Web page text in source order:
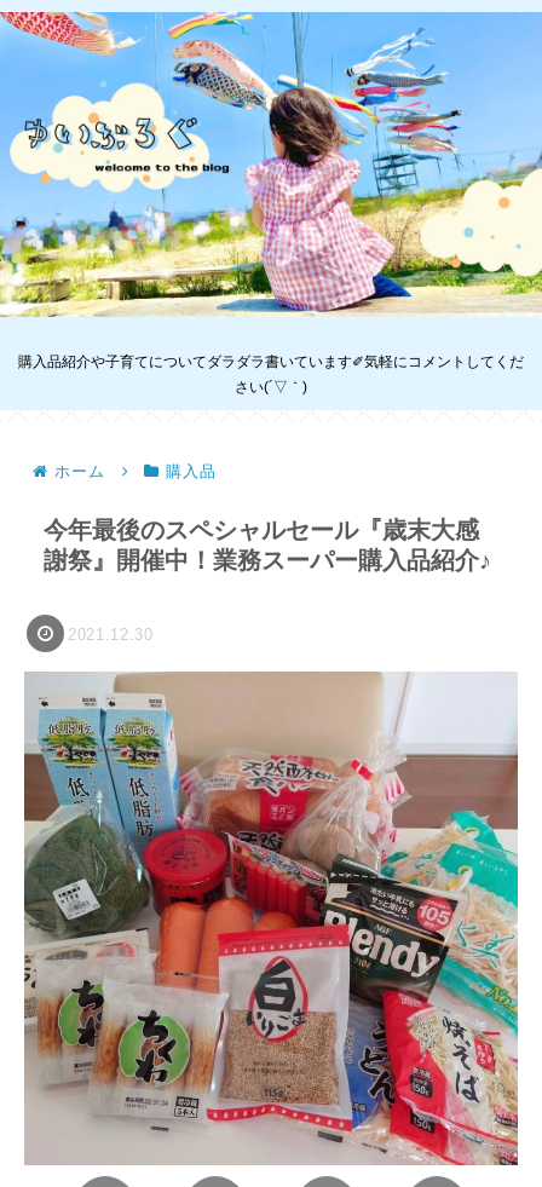
購入品紹介や子育てについてダラダラ書いています✐気軽にコメントしてくだ
さい(´▽｀)
ホーム 購入品
今年最後のスペシャルセール『歳末大感
謝祭』開催中！業務スーパー購入品紹介♪
2021.12.30